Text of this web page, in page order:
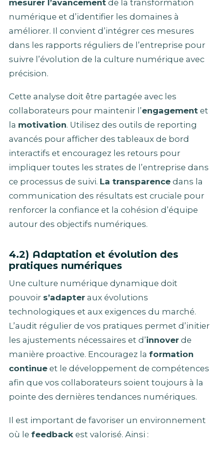
mesurer l’avancement de la transformation
numérique et d’identifier les domaines à
améliorer. Il convient d’intégrer ces mesures
dans les rapports réguliers de l’entreprise pour
suivre l’évolution de la culture numérique avec
précision.
Cette analyse doit être partagée avec les
collaborateurs pour maintenir l’engagement et
la motivation. Utilisez des outils de reporting
avancés pour afficher des tableaux de bord
interactifs et encouragez les retours pour
impliquer toutes les strates de l’entreprise dans
ce processus de suivi. La transparence dans la
communication des résultats est cruciale pour
renforcer la confiance et la cohésion d’équipe
autour des objectifs numériques.
4.2) Adaptation et évolution des
pratiques numériques
Une culture numérique dynamique doit
pouvoir s’adapter aux évolutions
technologiques et aux exigences du marché.
L’audit régulier de vos pratiques permet d’initier
les ajustements nécessaires et d’innover de
manière proactive. Encouragez la formation
continue et le développement de compétences
afin que vos collaborateurs soient toujours à la
pointe des dernières tendances numériques.
Il est important de favoriser un environnement
où le feedback est valorisé. Ainsi :